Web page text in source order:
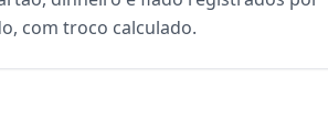
com troco calculado.